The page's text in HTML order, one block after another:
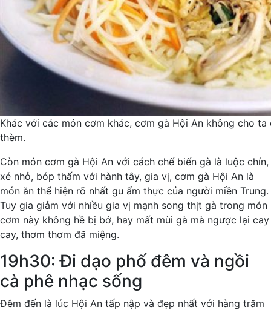
Khác với các món cơm khác, cơm gà Hội An không cho
thèm.
Còn món cơm gà Hội An với cách chế biến gà là luộc chín,
xé nhỏ, bóp thấm với hành tây, gia vị, cơm gà Hội An là
món ăn thể hiện rõ nhất gu ẩm thực của người miền Trung.
Tuy gia giảm với nhiều gia vị mạnh song thịt gà trong món
cơm này không hề bị bở, hay mất mùi gà mà ngược lại cay
cay, thơm thơm đã miệng.
19h30: Đi dạo phố đêm và ngồi
cà phê nhạc sống
Đêm đến là lúc Hội An tấp nập và đẹp nhất với hàng trăm